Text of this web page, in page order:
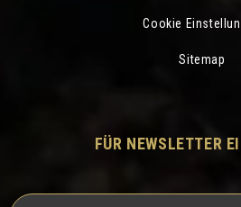
Cookie
Sitemap
FÜR NEWSLETTER